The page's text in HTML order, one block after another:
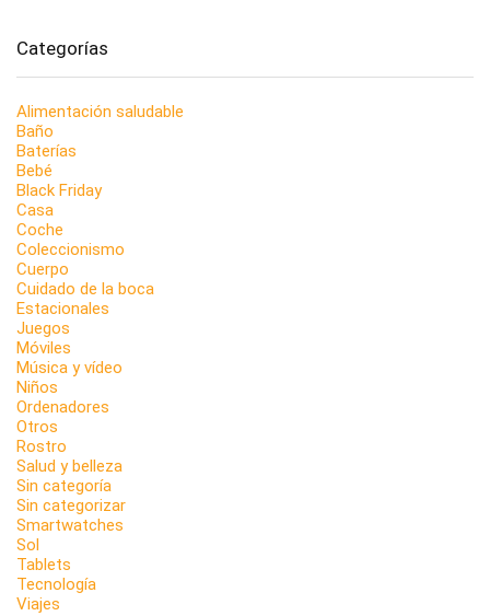
Categorías
Alimentación saludable
Baño
Baterías
Bebé
Black Friday
Casa
Coche
Coleccionismo
Cuerpo
Cuidado de la boca
Estacionales
Juegos
Móviles
Música y vídeo
Niños
Ordenadores
Otros
Rostro
Salud y belleza
Sin categoría
Sin categorizar
Smartwatches
Sol
Tablets
Tecnología
Viajes